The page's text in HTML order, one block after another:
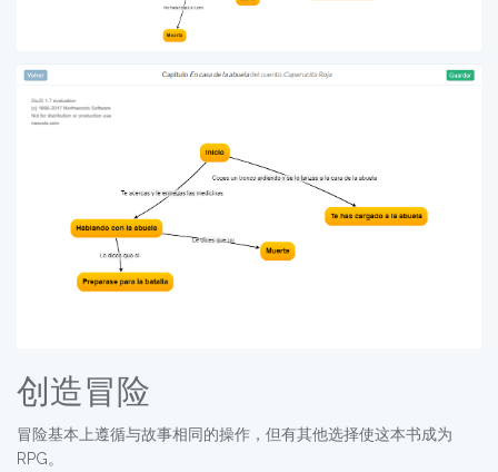
创造冒险
冒险基本上遵循与故事相同的操作，但有其他选择使这本书成为
RPG。